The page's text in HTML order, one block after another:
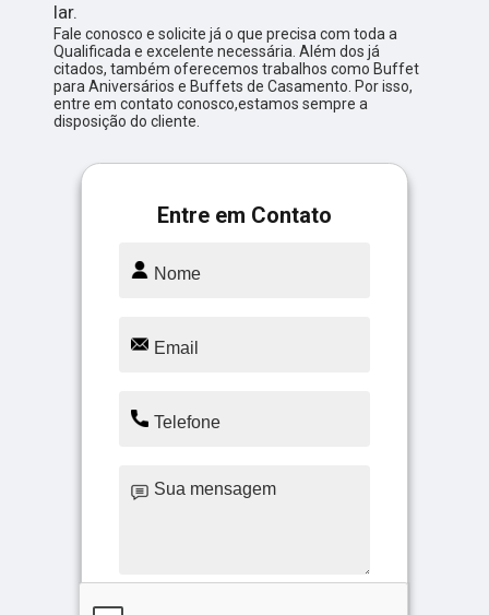
lar.
Fale conosco e solicite já o que precisa com toda a
Qualificada e excelente necessária. Além dos já
citados, também oferecemos trabalhos como Buffet
para Aniversários e Buffets de Casamento. Por isso,
entre em contato conosco,estamos sempre a
disposição do cliente.
Entre em Contato